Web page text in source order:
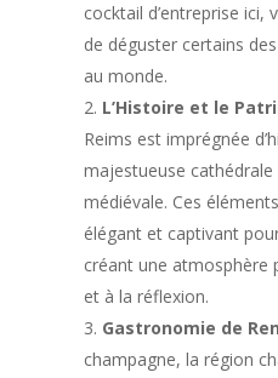
cocktail d’entreprise ici,
de déguster certains
au monde.
L’Histoire et le
Reims est imprégnée
majestueuse
médiévale. Ces
élégant et captivant
créant une atmosphère
et à la réflexion.
Gastronomie de
champagne, la région